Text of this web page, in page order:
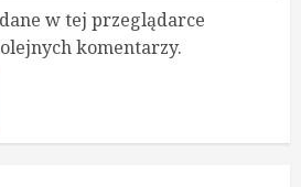
w tej przeglądarce
komentarzy.